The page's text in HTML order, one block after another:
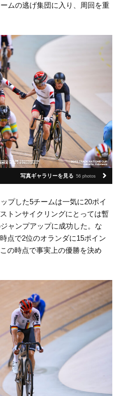
ムの逃げ集団に入り、周回を重
写真ギャラリーを見る 56 photos
プした5チームは一気に20ポイ
トンサイクリングにとっては暫
ャンプアップに成功した。な
点で2位のオランダに15ポイン
の時点で事実上の優勝を決め